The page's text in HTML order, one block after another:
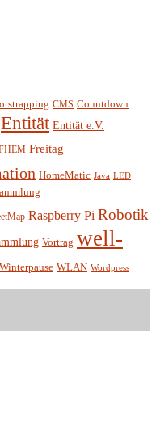
CMS Countdown
Entität Entität e.V.
Freitag
HomeMatic Java LED
Raspberry Pi Robotik
Vortrag well-
Winterpause WLAN Wordpress